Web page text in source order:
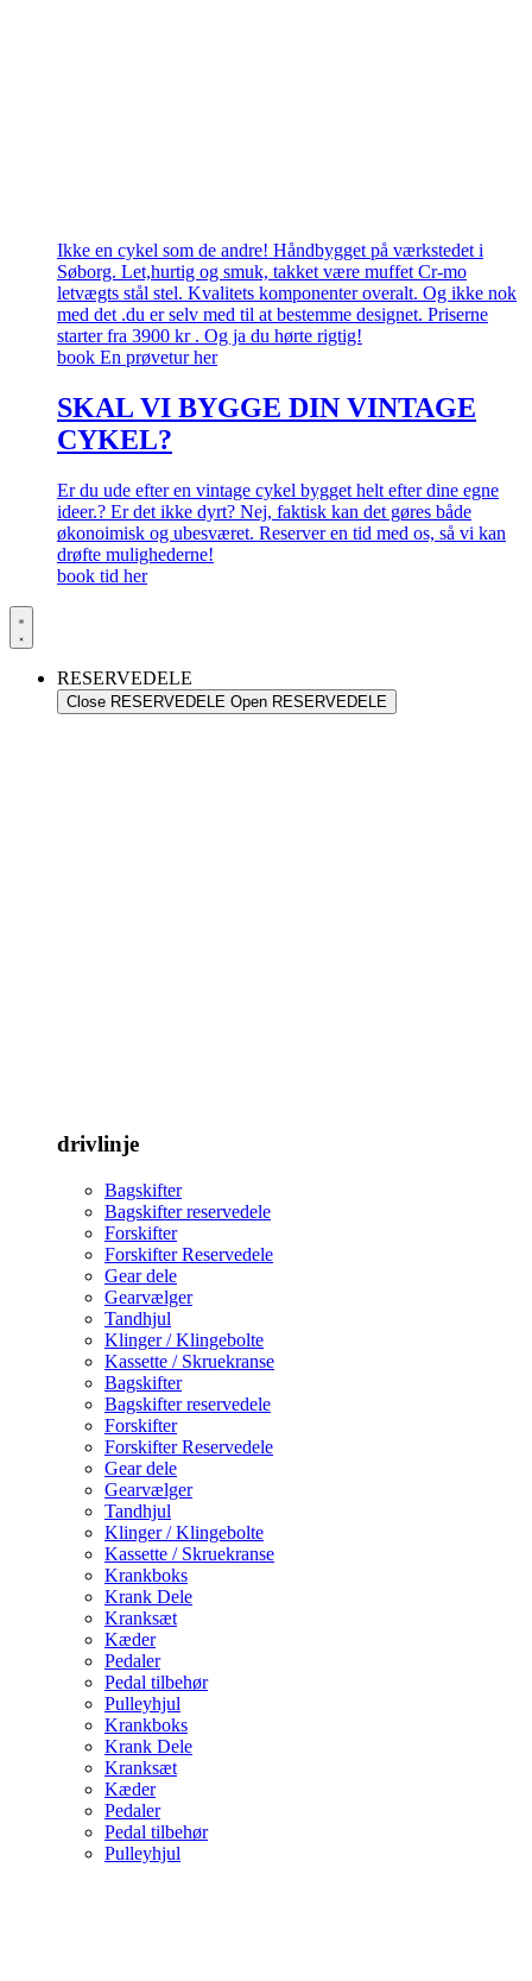
Ikke en cykel som de andre! Håndbygget på værkstedet i
Søborg. Let,hurtig og smuk, takket være muffet Cr-mo
letvægts stål stel. Kvalitets komponenter overalt. Og ikke nok
med det .du er selv med til at bestemme designet. Priserne
starter fra 3900 kr . Og ja du hørte rigtig!
book En prøvetur her
SKAL VI BYGGE DIN VINTAGE
CYKEL?
Er du ude efter en vintage cykel bygget helt efter dine egne
ideer.? Er det ikke dyrt? Nej, faktisk kan det gøres både
økonoimisk og ubesværet. Reserver en tid med os, så vi kan
drøfte mulighederne!
book tid her
RESERVEDELE
Close RESERVEDELE Open RESERVEDELE
drivlinje
Bagskifter
Bagskifter reservedele
Forskifter
Forskifter Reservedele
Gear dele
Gearvælger
Tandhjul
Klinger / Klingebolte
Kassette / Skruekranse
Bagskifter
Bagskifter reservedele
Forskifter
Forskifter Reservedele
Gear dele
Gearvælger
Tandhjul
Klinger / Klingebolte
Kassette / Skruekranse
Krankboks
Krank Dele
Kranksæt
Kæder
Pedaler
Pedal tilbehør
Pulleyhjul
Krankboks
Krank Dele
Kranksæt
Kæder
Pedaler
Pedal tilbehør
Pulleyhjul